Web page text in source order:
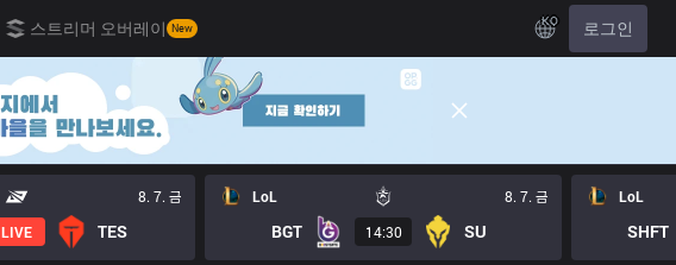
스트리머 오버레이 New KO 로그인
8. 7. 금
LIVE TES
LoL 8. 7. 금
BGT 14:30 SU
LoL
SHFT